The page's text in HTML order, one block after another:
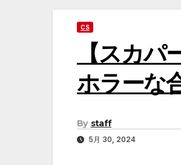
CS
【スカ
ホラーな
By staff
5月 30, 2024